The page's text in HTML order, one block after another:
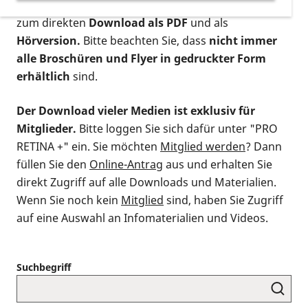
postalischen Bestellung als gedruckte Variante
zum direktenDownload als PDFund als
Hörversion. Bitte beachten Sie, dass nicht immer
alle Broschüren und Flyer in gedruckter Form
erhältlich sind.
Der Download vieler Medien ist exklusiv für
Mitglieder. Bitte loggen Sie sich dafür unter "PRO
RETINA +" ein. Sie möchten Mitglied werden? Dann
füllen Sie den Online-Antrag aus und erhalten Sie
direkt Zugriff auf alle Downloads und Materialien.
Wenn Sie noch kein Mitglied sind, haben Sie Zugriff
auf eine Auswahl an Infomaterialien und Videos.
Suchbegriff